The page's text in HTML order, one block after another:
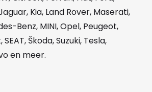
, Kia, Land Rover, Maserati,
Benz, MINI,Opel, Peugeot,
,SEAT, Škoda,Suzuki, Tesla,
en meer.